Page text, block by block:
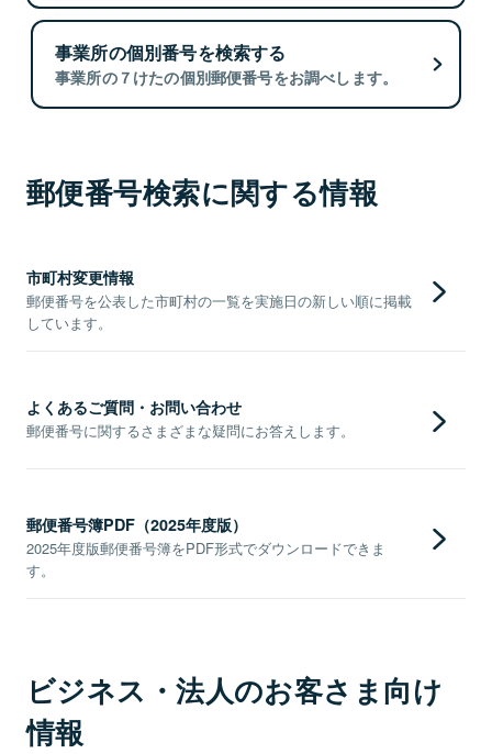
事業所の個別番号を検索する
事業所の７けたの個別郵便番号をお調べします。
郵便番号検索に関する情報
市町村変更情報
郵便番号を公表した市町村の一覧を実施日の新しい順に掲載
しています。
よくあるご質問・お問い合わせ
郵便番号に関するさまざまな疑問にお答えします。
郵便番号簿PDF（2025年度版）
2025年度版郵便番号簿をPDF形式でダウンロードできま
す。
ビジネス・法人のお客さま向け
情報